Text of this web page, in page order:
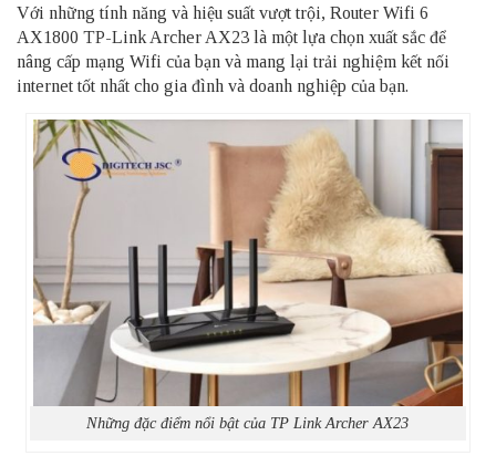
Với những tính năng và hiệu suất vượt trội, Router Wifi 6
AX1800 TP-Link Archer AX23 là một lựa chọn xuất sắc để
nâng cấp mạng Wifi của bạn và mang lại trải nghiệm kết nối
internet tốt nhất cho gia đình và doanh nghiệp của bạn.
Những đặc điểm nổi bật của TP Link Archer AX23